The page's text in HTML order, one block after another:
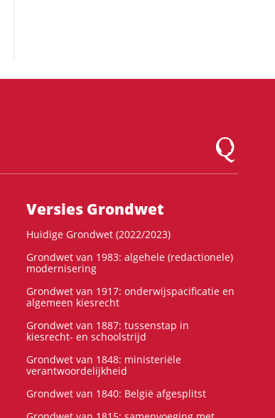
Logo
Versies Grondwet
Huidige Grondwet (2022/2023)
Grondwet van 1983: algehele (redactionele)
modernisering
Grondwet van 1917: onderwijspacificatie en
algemeen kiesrecht
Grondwet van 1887: tussenstap in
kiesrecht- en schoolstrijd
Grondwet van 1848: ministeriële
verantwoordelijkheid
Grondwet van 1840: België afgesplitst